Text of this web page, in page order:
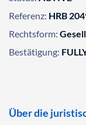
Referenz: HRB
Rechtsform:
Bestätigung:
Über die